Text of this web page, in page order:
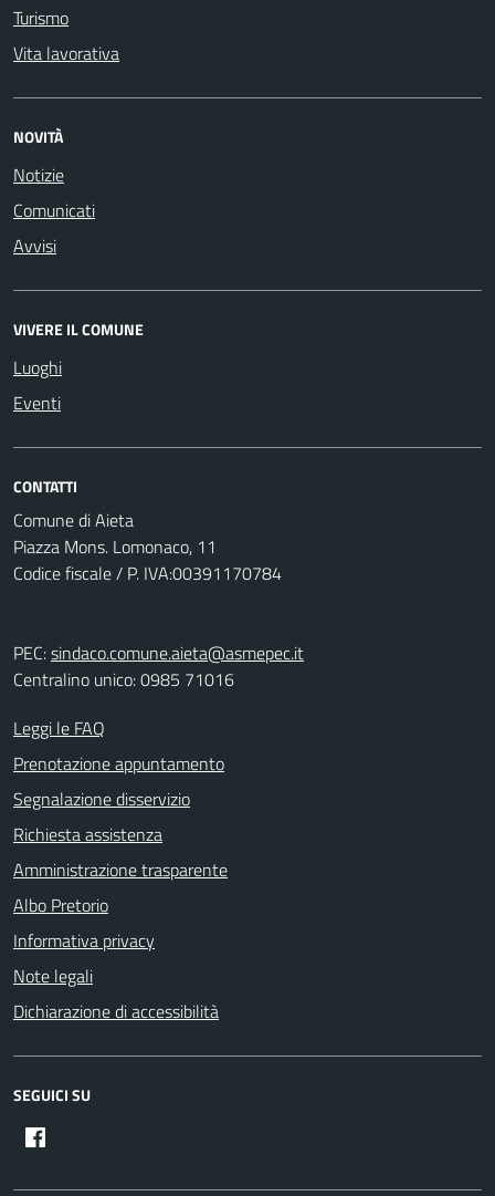
Turismo
Vita lavorativa
NOVITÀ
Notizie
Comunicati
Avvisi
VIVERE IL COMUNE
Luoghi
Eventi
CONTATTI
Comune di Aieta
Piazza Mons. Lomonaco, 11
Codice fiscale / P. IVA:00391170784
PEC:sindaco.comune.aieta@asmepec.it
Centralino unico: 0985 71016
Leggi le FAQ
Prenotazione appuntamento
Segnalazione disservizio
Richiesta assistenza
Amministrazione trasparente
Albo Pretorio
Informativa privacy
Note legali
Dichiarazione di accessibilità
SEGUICI SU